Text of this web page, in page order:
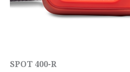
SPOT 400-R